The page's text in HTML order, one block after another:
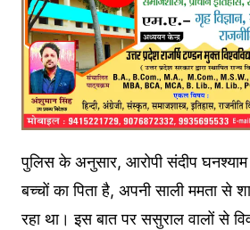
पुलिस के अनुसार, आरोपी संदीप
बच्चों का पिता है, अपनी साली ममता से
रहा था। इस बात पर ससुराल वालों से